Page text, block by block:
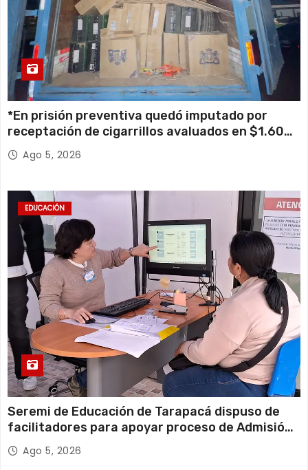
*En prisión preventiva quedó imputado por
receptación de cigarrillos avaluados en $1.600
millones*
Ago 5, 2026
EDUCACIÓN
Seremi de Educación de Tarapacá dispuso de
facilitadores para apoyar proceso de Admisión
Escolar 2027
Ago 5, 2026